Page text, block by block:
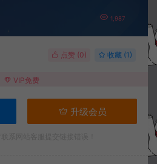
1,987
点赞 (0) 收藏 (1)
VIP免费
升级会员